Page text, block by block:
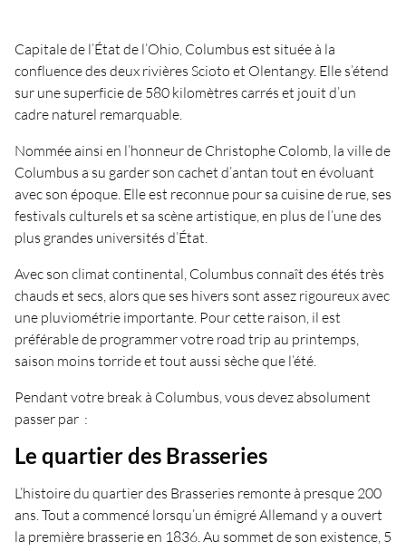
Capitale de l’État de l’Ohio, Columbus est située à la
confluence des deux rivières Scioto et Olentangy. Elle s’étend
sur une superficie de 580 kilomètres carrés et jouit d’un
cadre naturel remarquable.
Nommée ainsi en l’honneur de Christophe Colomb, la ville de
Columbus a su garder son cachet d’antan tout en évoluant
avec son époque. Elle est reconnue pour sa cuisine de rue, ses
festivals culturels et sa scène artistique, en plus de l’une des
plus grandes universités d’État.
Avec son climat continental, Columbus connaît des étés très
chauds et secs, alors que ses hivers sont assez rigoureux avec
une pluviométrie importante. Pour cette raison, il est
préférable de programmer votre road trip au printemps,
saison moins torride et tout aussi sèche que l’été.
Pendant votre break à Columbus, vous devez absolument
passer par :
Le quartier des Brasseries
L’histoire du quartier des Brasseries remonte à presque 200
ans. Tout a commencé lorsqu’un émigré Allemand y a ouvert
la première brasserie en 1836. Au sommet de son existence, 5